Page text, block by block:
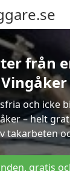
från
och icke
– helt
takarbeten
gratis